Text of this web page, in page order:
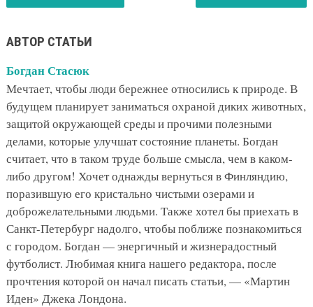
АВТОР СТАТЬИ
Богдан Стасюк
Мечтает, чтобы люди бережнее относились к природе. В
будущем планирует заниматься охраной диких животных,
защитой окружающей среды и прочими полезными
делами, которые улучшат состояние планеты. Богдан
считает, что в таком труде больше смысла, чем в каком-
либо другом! Хочет однажды вернуться в Финляндию,
поразившую его кристально чистыми озерами и
доброжелательными людьми. Также хотел бы приехать в
Санкт-Петербург надолго, чтобы поближе познакомиться
с городом. Богдан — энергичный и жизнерадостный
футболист. Любимая книга нашего редактора, после
прочтения которой он начал писать статьи, — «Мартин
Иден» Джека Лондона.